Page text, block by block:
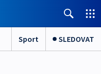
Sport SLEDOVAT